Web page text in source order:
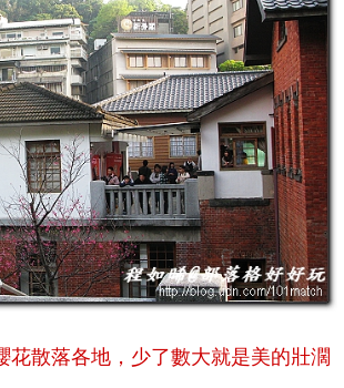
花散落各地，少了數大就是美的壯濶